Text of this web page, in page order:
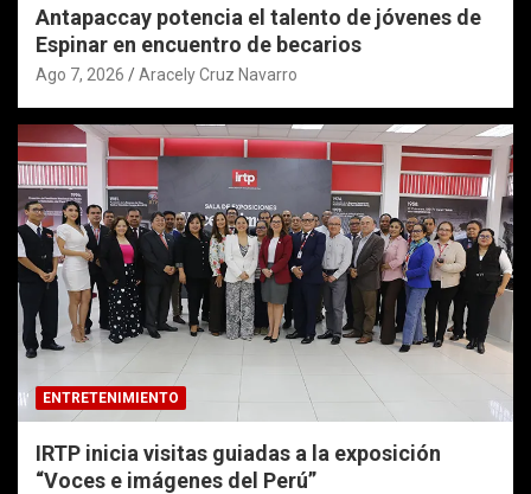
Antapaccay potencia el talento de jóvenes de
Espinar en encuentro de becarios
Ago 7, 2026 Aracely Cruz Navarro
ENTRETENIMIENTO
IRTP inicia visitas guiadas a la exposición
“Voces e imágenes del Perú”